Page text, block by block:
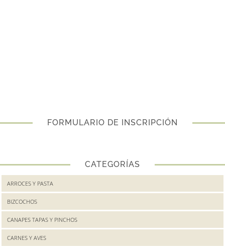
FORMULARIO DE INSCRIPCIÓN
CATEGORÍAS
ARROCES Y PASTA
BIZCOCHOS
CANAPES TAPAS Y PINCHOS
CARNES Y AVES